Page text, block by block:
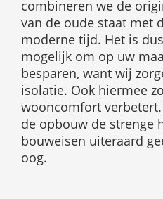
combineren we de
van de oude staat met
moderne tijd. Het is
mogelijk om op uw
besparen, want wij
isolatie. Ook hiermee
wooncomfort
de opbouw de strenge
bouweisen uiteraard
oog.